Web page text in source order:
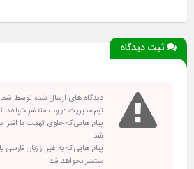
ثبت دیدگاه
دیدگاه های ارسال شده توسط
تیم مدیریت در وب منتشر خواهد
پیام هایی که حاوی تهمت یا
شد.
پیام هایی که به غیر از زبان فارسی
منتشر نخواهد شد.